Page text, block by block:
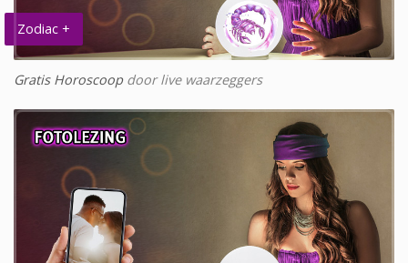
Zodiac +
Gratis Horoscoopdoor live waarzeggers